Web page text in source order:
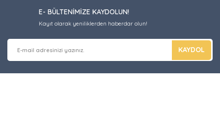
E- BÜLTENİMİZE KAYDOLUN!
Kayıt olarak yeniliklerden haberdar olun!
KAYDOL